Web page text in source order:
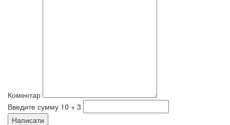
Коментар
Введите сумму 10 + 3
Написати